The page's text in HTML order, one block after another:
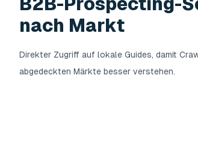
nach Markt
Direkter Zugriff auf lokale Guides, damit
abgedeckten Märkte besser verstehen.